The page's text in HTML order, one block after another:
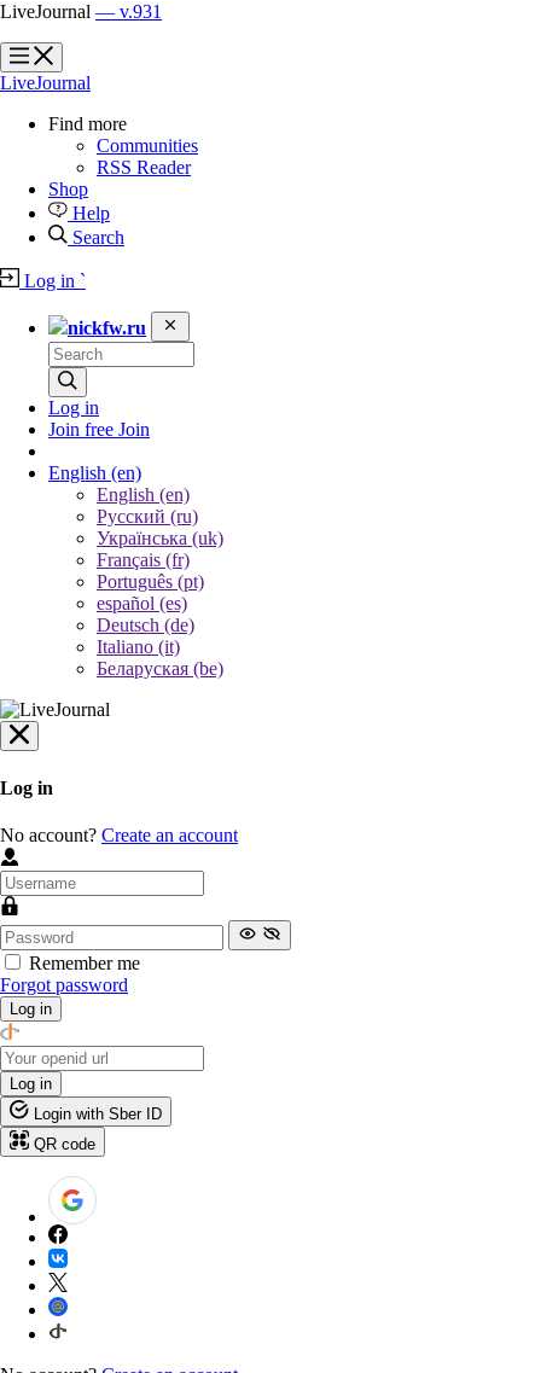
LiveJournal — v.931
?
?
LiveJournal
Find more
Communities
RSS Reader
Shop
Help
Search
Log in `
nickfw.ru
Log in
Join free Join
English (en)
English (en)
Русский (ru)
Українська (uk)
Français (fr)
Português (pt)
español (es)
Deutsch (de)
Italiano (it)
Беларуская (be)
Log in
No account? Create an account
Remember me
Forgot password
Log in
Log in
Login with Sber ID
QR code